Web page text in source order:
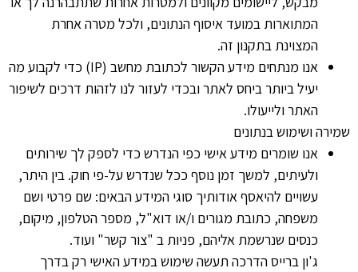
המתוארות במועד איסוף הנתונים, ולכל מטרה אחרת
המצוינת בתקנון זה.
אנו מנתחים מידע הקשור לכתובת מחשב (IP) כדי לקבוע מה
יעיל ביותר ביחס לאתר ובכדי לעזור לנו לזהות דרכים לשיפור
האתר ולייעולו.
שמירה ושימוש בנתונים
אנו שומרים מידע אישי כפי הנדרש כדי לספק לך שירותים
ולעיתים, למשך זמן נוסף ככל שנדרש על-פי חוק. בין היתר,
עשויים להיאסף אודותיך סוגי המידע הבאים: שם פרטי ושם
משפחה, כתובת מגורים ו/או דוא"ל, מספר הטלפון, מיקום,
כנסים שנרשמת אליהם, פניות ב "צור קשר" ועוד.
ג'ון ברייס הדרכה תעשה שימוש במידע האישי רק בדרך